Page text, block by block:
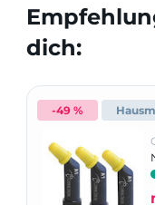
dich:
-49 %